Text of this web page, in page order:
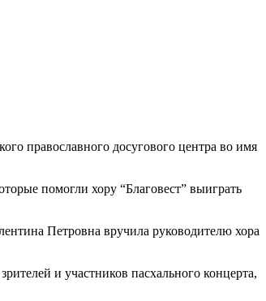
православного досугового центра во имя
помогли хору “Благовест” выиграть
Петровна вручила руководителю хора
и участников пасхального концерта,